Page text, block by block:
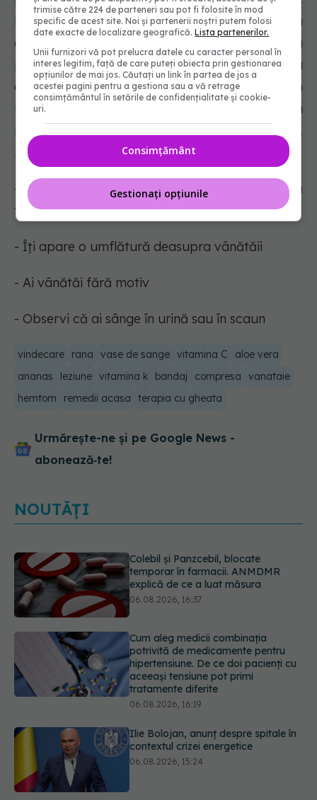
Folosirea unora dintre remediile de casă
descrise aici poate ajuta la accelerarea
procesului de vindecare. Este de asemenea
esențial să urmărești evoluția rănii în
următoarele zile. Reține că vânătăile pot fi
rezultatul unei entorse sau fracturi grave.
Simptomele unei leziuni mai grave sunt:
- Rana pare minoră, dar încă mai ai dureri după
trei zile
- Îți apare o umflătură deasupra vânătăii
- Ai vânătăi fără motiv
- Observi că ai sânge în urină sau în scaun
vindecare rana vase de sange vitamina C
aloe vera
ananas
leziune vitamina k bandaj compresa
vanataie
hemtom
remedii acasa terapia cu gheata
Urmărește-ne și pe Google News -
abonează‑te!
NOUTĂȚI
Cum aleg medicii combinația
potrivită de medicamente pentru
hipertensiune. De ce doi pacienți cu
aceeași tensiune pot primi
Ilie Bolojan, anunț despre spitale în
contextul crizei energetice
06.08.2026, 15:24
EXCLUSIV Cum schimbă
Inteligența Artificială relația dintre
medic și pacient
trimise către 224 de parteneri sau pot fi folosite în mod
specific de acest site. Noi și partenerii noștri putem folosi
date exacte de localizare geografică.Lista partenerilor.
Unii furnizori vă pot prelucra datele cu caracter personal în
interes legitim, față de care puteți obiecta prin gestionarea
opțiunilor de mai jos. Căutați un link în partea de jos a
acestei pagini pentru a gestiona sau a vă retrage
consimțământul în setările de confidențialitate și cookie-
uri.
Consimțământ
Gestionați opțiunile